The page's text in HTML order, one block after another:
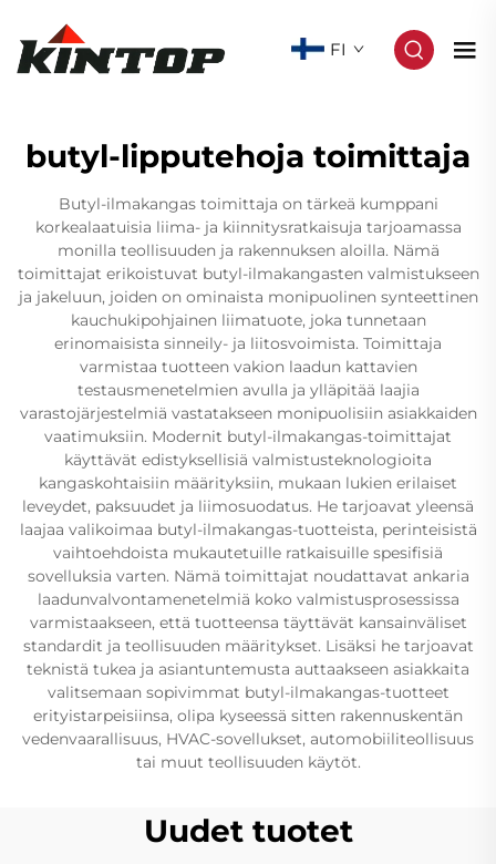
FI
butyl-lipputehoja toimittaja
Butyl-ilmakangas toimittaja on tärkeä kumppani
korkealaatuisia liima- ja kiinnitysratkaisuja tarjoamassa
monilla teollisuuden ja rakennuksen aloilla. Nämä
toimittajat erikoistuvat butyl-ilmakangasten valmistukseen
ja jakeluun, joiden on ominaista monipuolinen synteettinen
kauchukipohjainen liimatuote, joka tunnetaan
erinomaisista sinneily- ja liitosvoimista. Toimittaja
varmistaa tuotteen vakion laadun kattavien
testausmenetelmien avulla ja ylläpitää laajia
varastojärjestelmiä vastatakseen monipuolisiin asiakkaiden
vaatimuksiin. Modernit butyl-ilmakangas-toimittajat
käyttävät edistyksellisiä valmistusteknologioita
kangaskohtaisiin määrityksiin, mukaan lukien erilaiset
leveydet, paksuudet ja liimosuodatus. He tarjoavat yleensä
laajaa valikoimaa butyl-ilmakangas-tuotteista, perinteisistä
vaihtoehdoista mukautetuille ratkaisuille spesifisiä
sovelluksia varten. Nämä toimittajat noudattavat ankaria
laadunvalvontamenetelmiä koko valmistusprosessissa
varmistaakseen, että tuotteensa täyttävät kansainväliset
standardit ja teollisuuden määritykset. Lisäksi he tarjoavat
teknistä tukea ja asiantuntemusta auttaakseen asiakkaita
valitsemaan sopivimmat butyl-ilmakangas-tuotteet
erityistarpeisiinsa, olipa kyseessä sitten rakennuskentän
vedenvaarallisuus, HVAC-sovellukset, automobiiliteollisuus
tai muut teollisuuden käytöt.
Uudet tuotet